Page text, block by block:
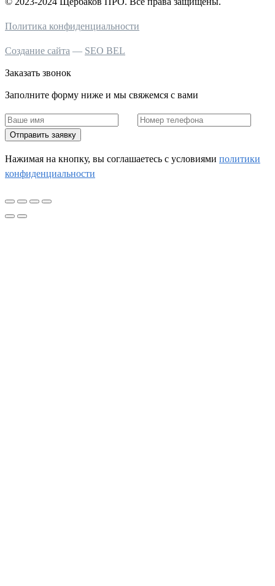
Политика конфиденциальности
Создание сайта — SEO BEL
Заказать звонок
Заполните форму ниже и мы свяжемся с вами
Отправить заявку
Нажимая на кнопку, вы соглашаетесь c условиями политики
конфиденциальности